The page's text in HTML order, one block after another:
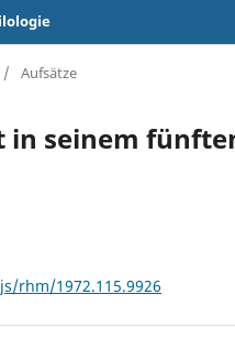
/ Aufsätze
in seinem
rhm/1972.115.9926